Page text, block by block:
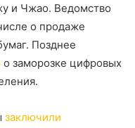
и Чжао. Ведомство
о продаже
Позднее
о заморозке цифровых
заключили